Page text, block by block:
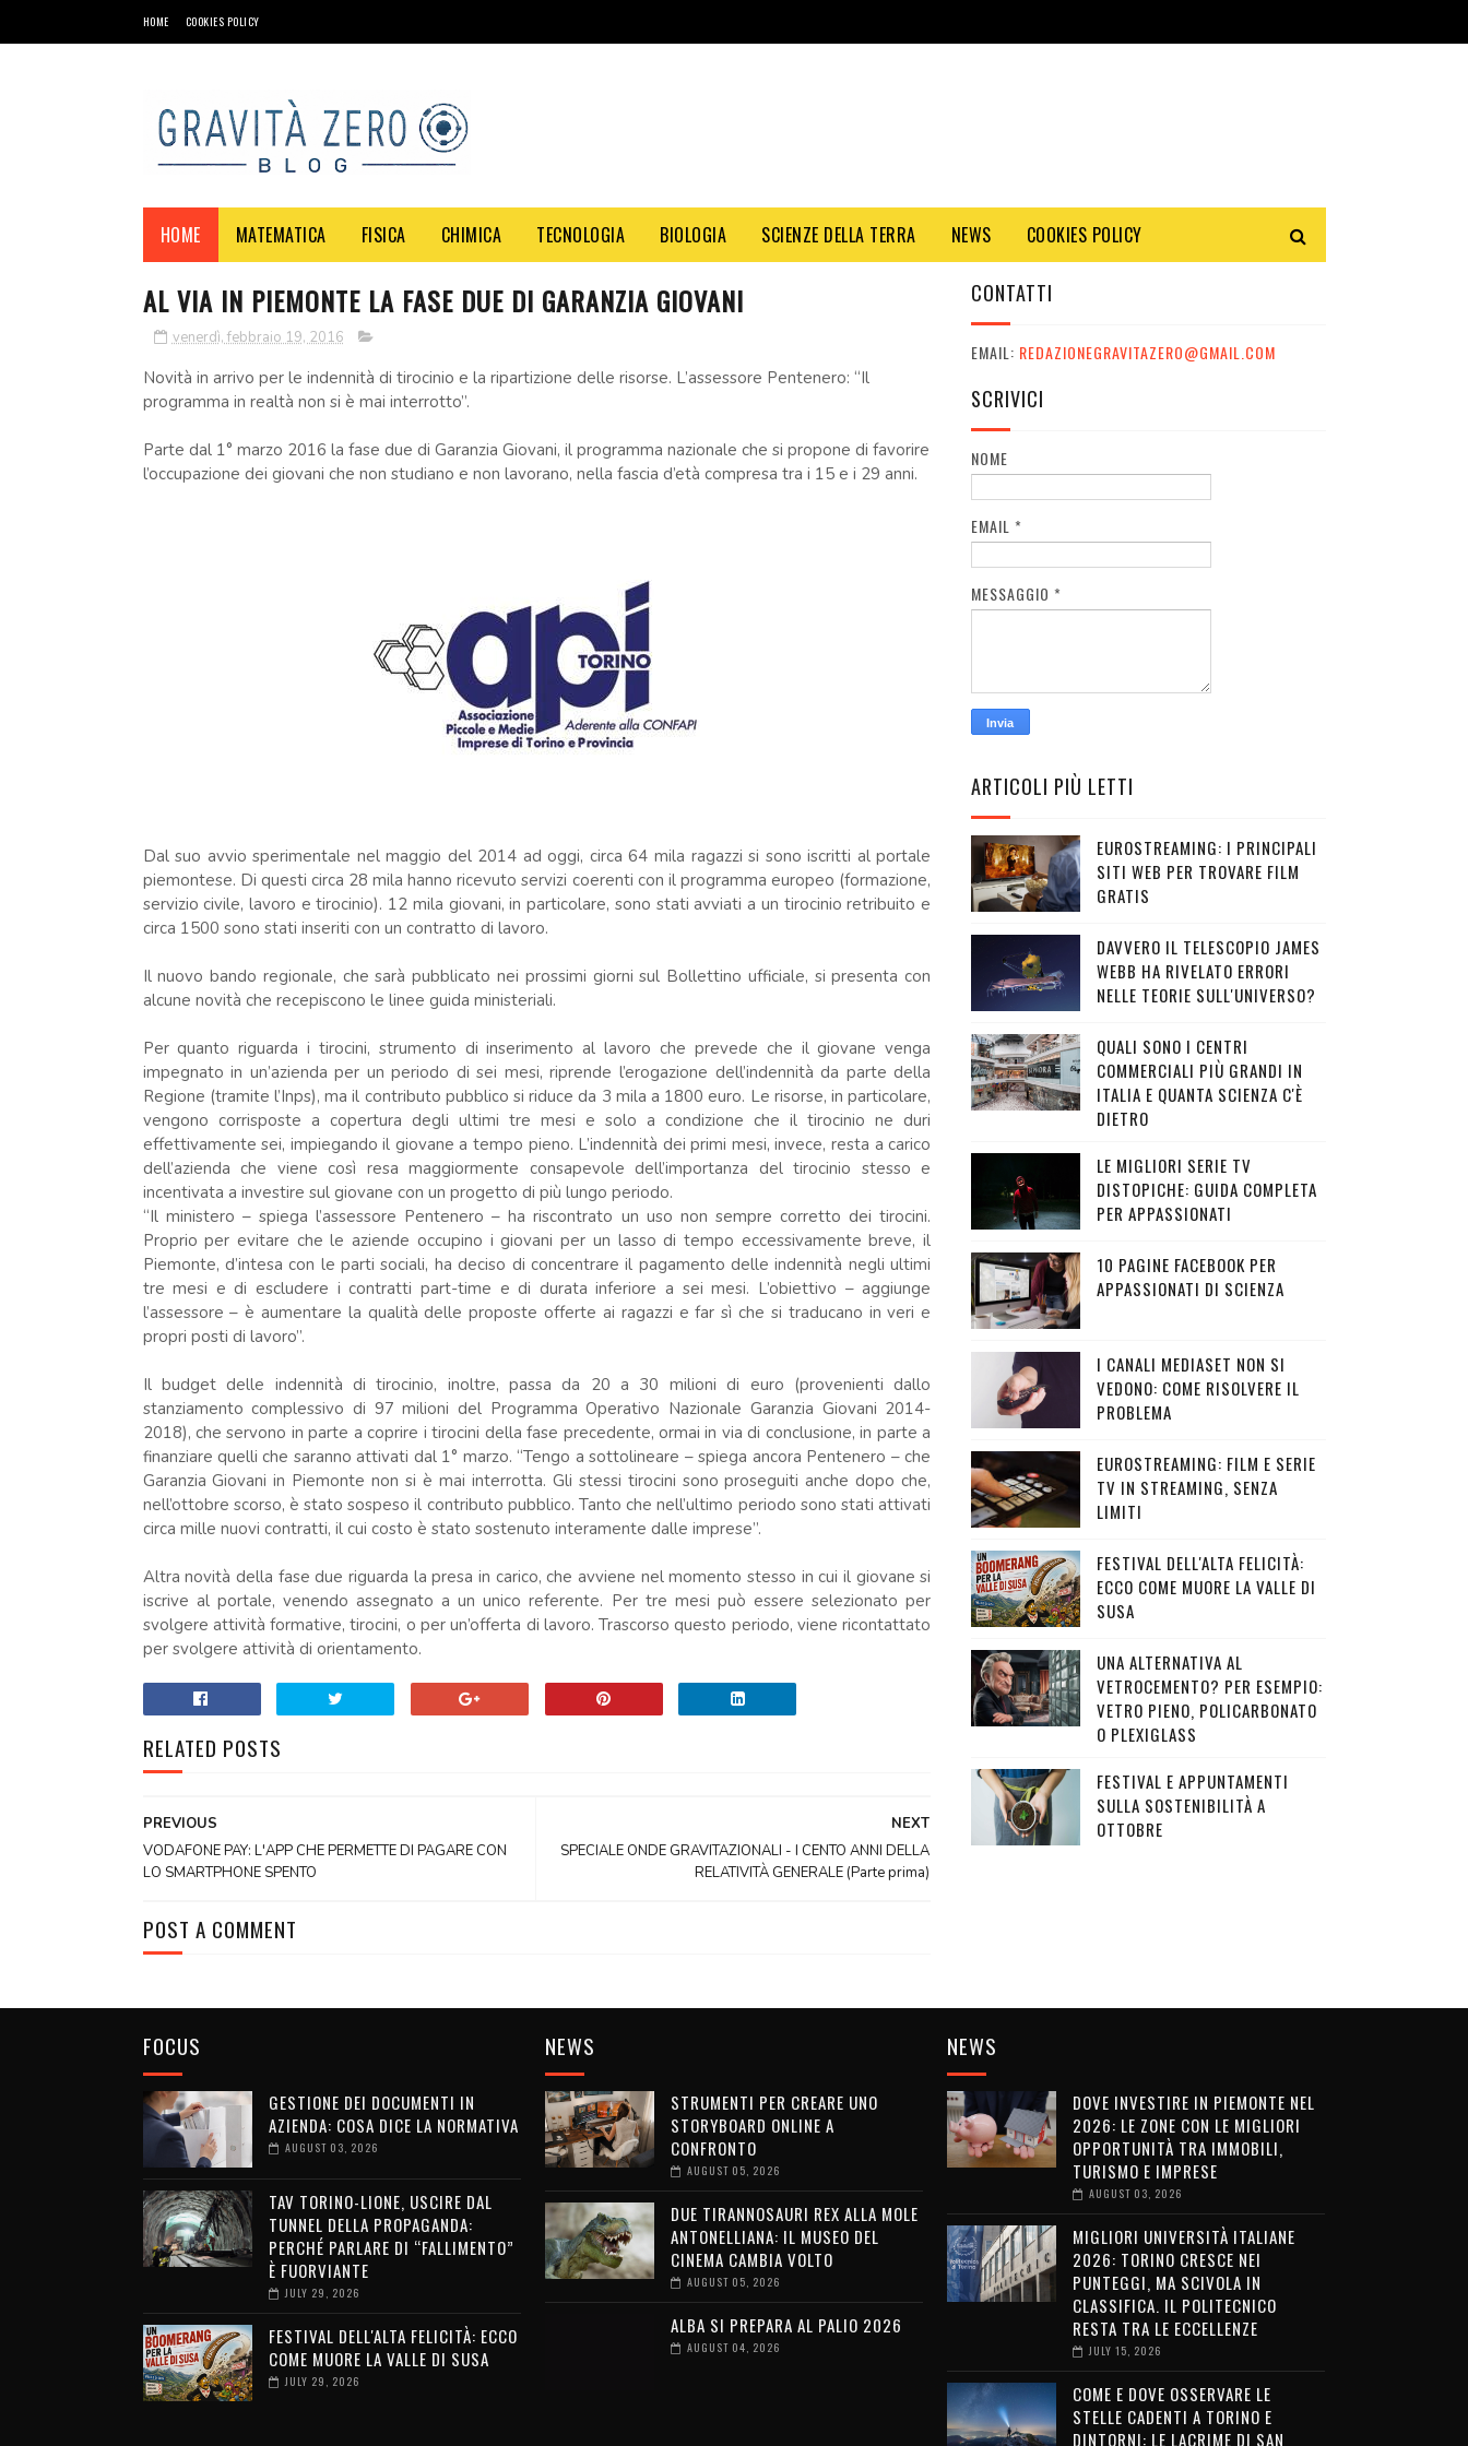
HOME COOKIES POLICY
HOME MATEMATICA FISICA CHIMICA TECNOLOGIA BIOLOGIA SCIENZE DELLA TERRA NEWS COOKIES POLICY
AL VIA IN PIEMONTE LA FASE DUE DI GARANZIA GIOVANI
venerdì, febbraio 19, 2016
Novità in arrivo per le indennità di tirocinio e la ripartizione delle risorse. L’assessore Pentenero: “Il
programma in realtà non si è mai interrotto”.
Parte dal 1° marzo 2016 la fase due di Garanzia Giovani, il programma nazionale che si propone di favorire
l’occupazione dei giovani che non studiano e non lavorano, nella fascia d’età compresa tra i 15 e i 29 anni.
Dal suo avvio sperimentale nel maggio del 2014 ad oggi, circa 64 mila ragazzi si sono iscritti al portale
piemontese. Di questi circa 28 mila hanno ricevuto servizi coerenti con il programma europeo (formazione,
servizio civile, lavoro e tirocinio). 12 mila giovani, in particolare, sono stati avviati a un tirocinio retribuito e
circa 1500 sono stati inseriti con un contratto di lavoro.
Il nuovo bando regionale, che sarà pubblicato nei prossimi giorni sul Bollettino ufficiale, si presenta con
alcune novità che recepiscono le linee guida ministeriali.
Per quanto riguarda i tirocini, strumento di inserimento al lavoro che prevede che il giovane venga
impegnato in un’azienda per un periodo di sei mesi, riprende l’erogazione dell’indennità da parte della
Regione (tramite l’Inps), ma il contributo pubblico si riduce da 3 mila a 1800 euro. Le risorse, in particolare,
vengono corrisposte a copertura degli ultimi tre mesi e solo a condizione che il tirocinio ne duri
effettivamente sei, impiegando il giovane a tempo pieno. L’indennità dei primi mesi, invece, resta a carico
dell’azienda che viene così resa maggiormente consapevole dell’importanza del tirocinio stesso e
incentivata a investire sul giovane con un progetto di più lungo periodo.
“Il ministero – spiega l’assessore Pentenero – ha riscontrato un uso non sempre corretto dei tirocini.
Proprio per evitare che le aziende occupino i giovani per un lasso di tempo eccessivamente breve, il
Piemonte, d’intesa con le parti sociali, ha deciso di concentrare il pagamento delle indennità negli ultimi
tre mesi e di escludere i contratti part-time e di durata inferiore a sei mesi. L’obiettivo – aggiunge
l’assessore – è aumentare la qualità delle proposte offerte ai ragazzi e far sì che si traducano in veri e
propri posti di lavoro”.
Il budget delle indennità di tirocinio, inoltre, passa da 20 a 30 milioni di euro (provenienti dallo
stanziamento complessivo di 97 milioni del Programma Operativo Nazionale Garanzia Giovani 2014-
2018), che servono in parte a coprire i tirocini della fase precedente, ormai in via di conclusione, in parte a
finanziare quelli che saranno attivati dal 1° marzo. “Tengo a sottolineare – spiega ancora Pentenero – che
Garanzia Giovani in Piemonte non si è mai interrotta. Gli stessi tirocini sono proseguiti anche dopo che,
nell’ottobre scorso, è stato sospeso il contributo pubblico. Tanto che nell’ultimo periodo sono stati attivati
circa mille nuovi contratti, il cui costo è stato sostenuto interamente dalle imprese”.
Altra novità della fase due riguarda la presa in carico, che avviene nel momento stesso in cui il giovane si
iscrive al portale, venendo assegnato a un unico referente. Per tre mesi può essere selezionato per
svolgere attività formative, tirocini, o per un’offerta di lavoro. Trascorso questo periodo, viene ricontattato
per svolgere attività di orientamento.
RELATED POSTS
NEXT
SPECIALE ONDE GRAVITAZIONALI - I CENTO ANNI DELLA
RELATIVITÀ GENERALE (Parte prima)
PREVIOUS
VODAFONE PAY: L'APP CHE PERMETTE DI PAGARE CON
LO SMARTPHONE SPENTO
POST A COMMENT
CONTATTI
EMAIL: REDAZIONEGRAVITAZERO@GMAIL.COM
SCRIVICI
NOME
EMAIL *
MESSAGGIO *
ARTICOLI PIÙ LETTI
EUROSTREAMING: I PRINCIPALI
SITI WEB PER TROVARE FILM
GRATIS
DAVVERO IL TELESCOPIO JAMES
WEBB HA RIVELATO ERRORI
NELLE TEORIE SULL'UNIVERSO?
QUALI SONO I CENTRI
COMMERCIALI PIÙ GRANDI IN
ITALIA E QUANTA SCIENZA C'È
DIETRO
LE MIGLIORI SERIE TV
DISTOPICHE: GUIDA COMPLETA
PER APPASSIONATI
10 PAGINE FACEBOOK PER
APPASSIONATI DI SCIENZA
I CANALI MEDIASET NON SI
VEDONO: COME RISOLVERE IL
PROBLEMA
EUROSTREAMING: FILM E SERIE
TV IN STREAMING, SENZA
LIMITI
FESTIVAL DELL'ALTA FELICITÀ:
ECCO COME MUORE LA VALLE DI
SUSA
UNA ALTERNATIVA AL
VETROCEMENTO? PER ESEMPIO:
VETRO PIENO, POLICARBONATO
O PLEXIGLASS
FESTIVAL E APPUNTAMENTI
SULLA SOSTENIBILITÀ A
OTTOBRE
FOCUS
GESTIONE DEI DOCUMENTI IN
AZIENDA: COSA DICE LA NORMATIVA
AUGUST 03, 2026
TAV TORINO-LIONE, USCIRE DAL
TUNNEL DELLA PROPAGANDA:
PERCHÉ PARLARE DI “FALLIMENTO”
È FUORVIANTE
JULY 29, 2026
FESTIVAL DELL'ALTA FELICITÀ: ECCO
COME MUORE LA VALLE DI SUSA
JULY 29, 2026
NEWS
STRUMENTI PER CREARE UNO
STORYBOARD ONLINE A
CONFRONTO
AUGUST 05, 2026
DUE TIRANNOSAURI REX ALLA MOLE
ANTONELLIANA: IL MUSEO DEL
CINEMA CAMBIA VOLTO
AUGUST 05, 2026
ALBA SI PREPARA AL PALIO 2026
AUGUST 04, 2026
NEWS
DOVE INVESTIRE IN PIEMONTE NEL
2026: LE ZONE CON LE MIGLIORI
OPPORTUNITÀ TRA IMMOBILI,
TURISMO E IMPRESE
AUGUST 03, 2026
MIGLIORI UNIVERSITÀ ITALIANE
2026: TORINO CRESCE NEI
PUNTEGGI, MA SCIVOLA IN
CLASSIFICA. IL POLITECNICO
RESTA TRA LE ECCELLENZE
JULY 15, 2026
COME E DOVE OSSERVARE LE
STELLE CADENTI A TORINO E
DINTORNI: LE LACRIME DI SAN